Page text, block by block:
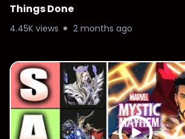
Things Done
4.45K views 2 months ago